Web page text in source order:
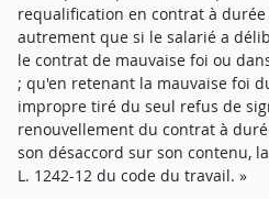
requalification en contrat à
autrement que si le salarié a
le contrat de mauvaise foi ou
; qu'en retenant la mauvaise foi
impropre tiré du seul refus de
renouvellement du contrat à
son désaccord sur son contenu,
L. 1242-12 du code du travail. »